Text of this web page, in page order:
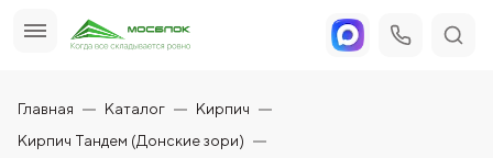
Главная Каталог
Кирпич
Кирпич Тандем (Донские зори)